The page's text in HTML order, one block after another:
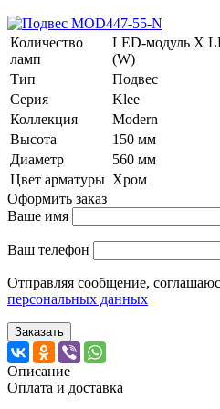
Количество
ламп
LED-модуль Х
(W)
Тип
Подвес
Серия
Klee
Коллекция
Modern
Высота
150 мм
Диаметр
560 мм
Цвет арматуры Хром
Оформить заказ
Ваше имя
Ваш телефон
Отправляя сообщение,
персональных данных
Заказать
Описание
Оплата и доставка